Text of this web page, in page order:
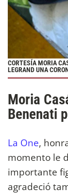
CORTESÍA MORIA
LEGRAND UNA
Moria
Benenati
La One,
momento le
importante
agradeció